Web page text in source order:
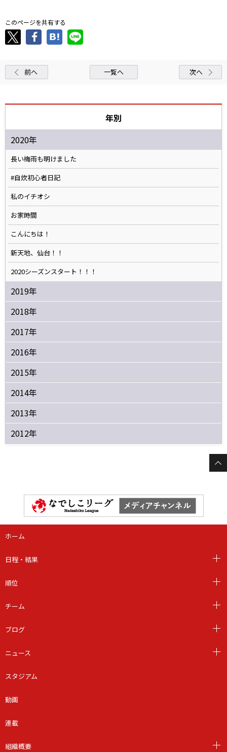
このページを共有する
前へ 一覧へ 次へ
年別
2020年
長い梅雨も明けました
#自炊初心者日記
私のイチオシ
お家時間
こんにちは！
新天地、仙台！！
2020シーズンスタート！！！
2019年
2018年
2017年
2016年
2015年
2014年
2013年
2012年
ホーム
日程・結果
順位
チーム
ブログ
ニュース
スタジアム
動画
連載
組織概要